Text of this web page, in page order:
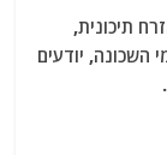
תיכונית,
השכונה, יודעים